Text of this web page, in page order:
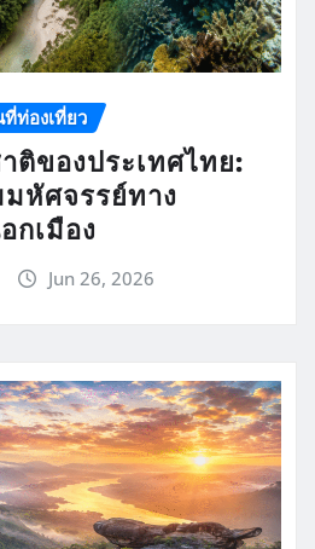
ท่องเที่ยว
ติของประเทศไทย:
หัศจรรย์ทาง
กเมือง
Jun 26, 2026